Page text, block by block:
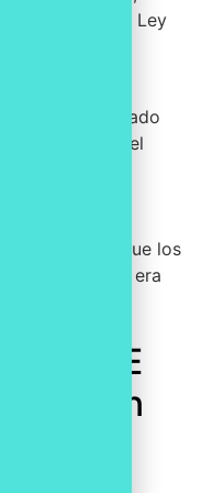
bajo la Ley
tamaño y
encarnado
, supervisa el
autonomía e
exige que la
con poderes
es justo lo que los
si el modelo era
UNE
¿en